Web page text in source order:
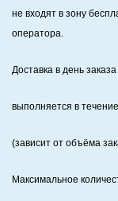
не входят в зону
оператора.
Доставка в день заказа
выполняется в
(зависит от объёма
Максимальное